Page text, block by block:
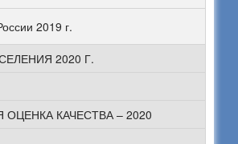
2019 г.
2020 Г.
КАЧЕСТВА – 2020